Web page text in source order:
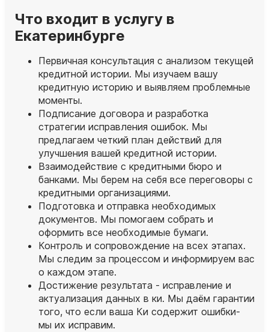
Что входит в услугу в
Екатеринбурге
Первичная консультация с анализом текущей
кредитной истории. Мы изучаем вашу
кредитную историю и выявляем проблемные
моменты.
Подписание договора и разработка
стратегии исправления ошибок. Мы
предлагаем четкий план действий для
улучшения вашей кредитной истории.
Взаимодействие с кредитными бюро и
банками. Мы берем на себя все переговоры с
кредитными организациями.
Подготовка и отправка необходимых
документов. Мы помогаем собрать и
оформить все необходимые бумаги.
Контроль и сопровождение на всех этапах.
Мы следим за процессом и информируем вас
о каждом этапе.
Достижение результата - исправление и
актуализация данных в ки. Мы даём гарантии
того, что если ваша Ки содержит ошибки-
мы их исправим.